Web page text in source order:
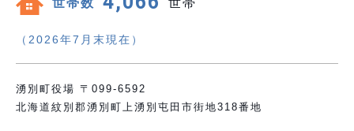
世帯数 世帯
（2026年7月末現在）
湧別町役場 〒099-6592
北海道紋別郡湧別町上湧別屯田市街地318番地